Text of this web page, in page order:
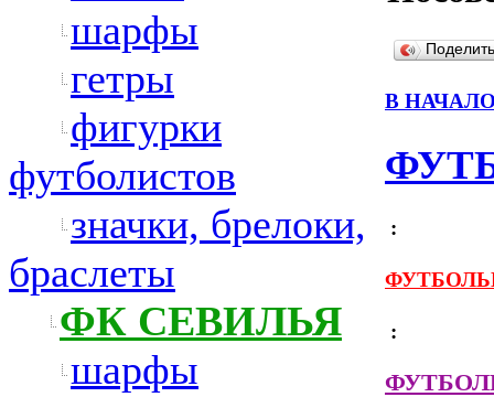
шарфы
гетры
фигурки
футболистов
значки, брелоки,
браслеты
ФК СЕВИЛЬЯ
шарфы
В
:
: